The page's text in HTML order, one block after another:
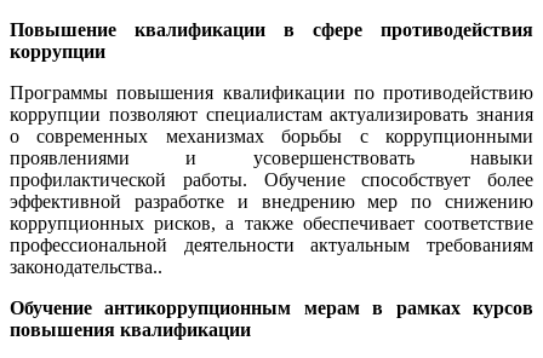
Повышение квалификации в сфере противодействия
коррупции
Программы повышения квалификации по противодействию
коррупции позволяют специалистам актуализировать знания
о современных механизмах борьбы с коррупционными
проявлениями и усовершенствовать навыки
профилактической работы. Обучение способствует более
эффективной разработке и внедрению мер по снижению
коррупционных рисков, а также обеспечивает соответствие
профессиональной деятельности актуальным требованиям
законодательства..
Обучение антикоррупционным мерам в рамках курсов
повышения квалификации